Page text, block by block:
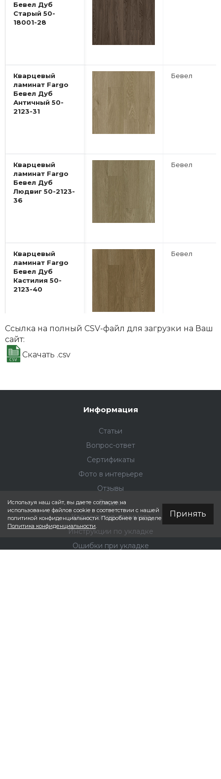
Бевел Дуб
Старый 50-
18001-28
Кварцевый
ламинат Fargo
Бевел Дуб
Античный 50-
2123-31
Бевел
Кварцевый
ламинат Fargo
Бевел Дуб
Людвиг 50-2123-
36
Бевел
Кварцевый
ламинат Fargo
Бевел Дуб
Кастилия 50-
2123-40
Бевел
Кварцевый
ламинат Fargo
Бевел Дуб
Кварцевый
ламинат Fargo
Бевел
Ссылка на полный CSV-файл для загрузки на Ваш
сайт:
Скачать .csv
Информация
Статьи
Вопрос-ответ
Сертификаты
Фото в интерьере
Отзывы
Видео
Калькулятор ламината
Инструкции по укладке
Ошибки при укладке
Используя наш сайт, вы даете согласие на
использование файлов cookie в соответствии с нашей
политикой конфиденциальности. Подробнее в разделе
Политика конфиденциальности.
Принять